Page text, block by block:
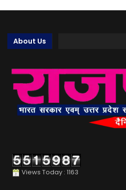
About Us
Views Today : 1163